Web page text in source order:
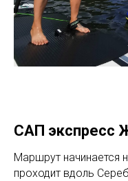
САП экспресс
Маршрут начинается
проходит вдоль